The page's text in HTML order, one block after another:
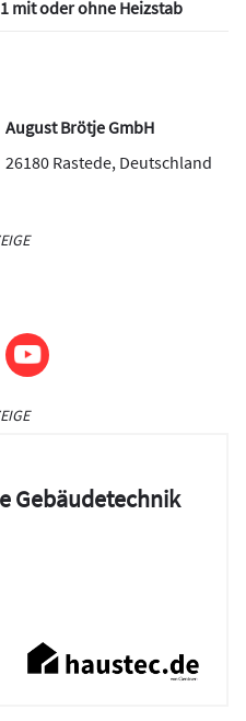
mit oder ohne Heizstab
August Brötje GmbH
26180 Rastede, Deutschland
Gebäudetechnik